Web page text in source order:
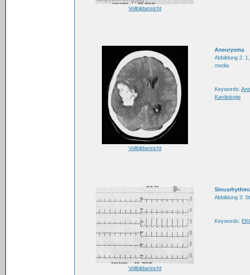
Vollbildansicht
Vollbildansicht
Aneurysma
Abbildung 2:
media
Keywords:
Kardiologie
Vollbildansicht
Abbildung 3:
Keywords: